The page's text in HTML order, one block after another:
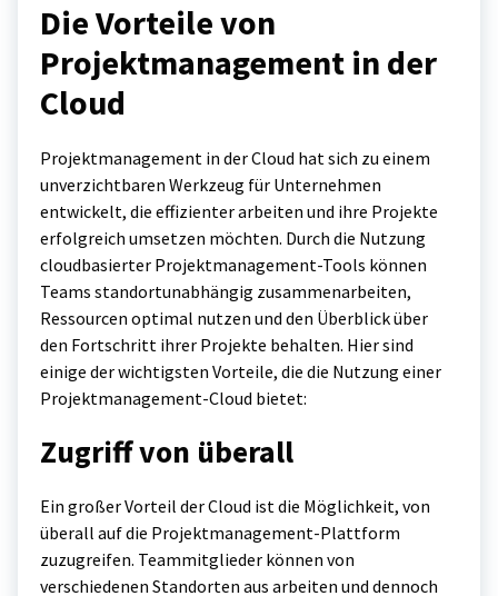
Die Vorteile von
Projektmanagement in der
Cloud
Projektmanagement in der Cloud hat sich zu einem
unverzichtbaren Werkzeug für Unternehmen
entwickelt, die effizienter arbeiten und ihre Projekte
erfolgreich umsetzen möchten. Durch die Nutzung
cloudbasierter Projektmanagement-Tools können
Teams standortunabhängig zusammenarbeiten,
Ressourcen optimal nutzen und den Überblick über
den Fortschritt ihrer Projekte behalten. Hier sind
einige der wichtigsten Vorteile, die die Nutzung einer
Projektmanagement-Cloud bietet:
Zugriff von überall
Ein großer Vorteil der Cloud ist die Möglichkeit, von
überall auf die Projektmanagement-Plattform
zuzugreifen. Teammitglieder können von
verschiedenen Standorten aus arbeiten und dennoch